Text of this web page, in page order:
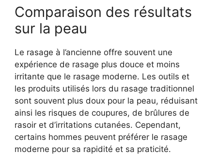
Comparaison des résultats
sur la peau
Le rasage à l’ancienne offre souvent une
expérience de rasage plus douce et moins
irritante que le rasage moderne. Les outils et
les produits utilisés lors du rasage traditionnel
sont souvent plus doux pour la peau, réduisant
ainsi les risques de coupures, de brûlures de
rasoir et d’irritations cutanées. Cependant,
certains hommes peuvent préférer le rasage
moderne pour sa rapidité et sa praticité.